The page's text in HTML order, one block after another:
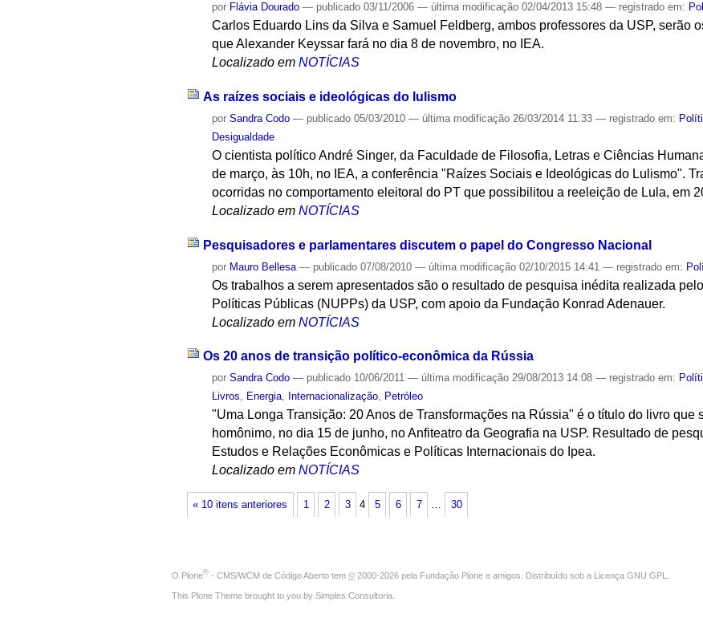
por Flávia Dourado — publicado 03/11/2006— última modificação 02/04/2013 15:48— registrado em:
Carlos Eduardo Lins da Silva e Samuel Feldberg, ambos professores da USP, serão
que Alexander Keyssar fará no dia 8 de novembro, no IEA.
Localizado em NOTÍCIAS
As raízes sociais e ideológicas do lulismo
porSandra Codo — publicado 05/03/2010— última modificação 26/03/2014 11:33— registrado em:
Desigualdade
O cientista político André Singer, da Faculdade de Filosofia, Letras e Ciências
de março, às 10h, no IEA, a conferência "Raízes Sociais e Ideológicas do Lulismo".
ocorridas no comportamento eleitoral do PT que possibilitou a reeleição de Lula, em
Localizado em NOTÍCIAS
Pesquisadores e parlamentares discutem o papel do Congresso Nacional
por Mauro Bellesa — publicado 07/08/2010— última modificação 02/10/2015 14:41— registrado em:
Os trabalhos a serem apresentados são o resultado de pesquisa inédita realizada
Políticas Públicas (NUPPs) da USP, com apoio da Fundação Konrad Adenauer.
Localizado em NOTÍCIAS
Os 20 anos de transição político-econômica da Rússia
porSandra Codo — publicado 10/06/2011— última modificação 29/08/2013 14:08— registrado em:
Livros, Energia, Internacionalização, Petróleo
"Uma Longa Transição: 20 Anos de Transformações na Rússia" é o título do livro que
homônimo, no dia 15 de junho, no Anfiteatro da Geografia na USP. Resultado de
Estudos e Relações Econômicas e Políticas Internacionais do Ipea.
Localizado em NOTÍCIAS
« 10 itens anteriores 1 2 3 4 5 6 7 30
O Plone® - CMS/WCM de Código Aberto tem © 2000-2026 pela Fundação Plone e amigos. Distribuído sob a Licença GNU GPL
This Plone Theme brought to you by Simples Consultoria